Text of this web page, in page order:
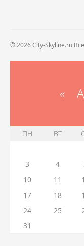
© 2026 City-Skyline.ru
«
ПН ВТ
3
4
10
11
17
18
24
25
31